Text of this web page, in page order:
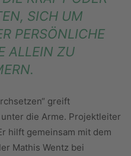
SICH UM
PERSÖNLICHE
ALLEIN ZU
greift
die Arme. Projektleiter
hilft gemeinsam mit dem
Mathis Wentz bei